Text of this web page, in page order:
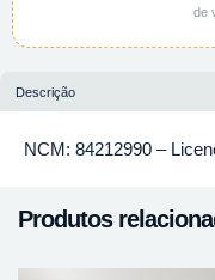
de
Descrição
NCM: 84212990 –
Produtos